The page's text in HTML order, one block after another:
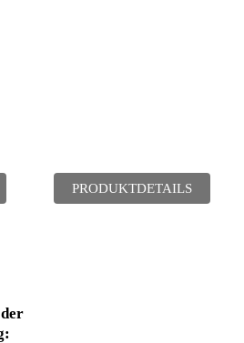
PRODUKTDETAILS